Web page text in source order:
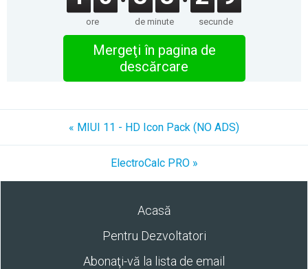
ore de minute secunde
Mergeţi în pagina de
descărcare
« MIUI 11 - HD Icon Pack (NO ADS)
ElectroCalc PRO »
Acasă
Pentru Dezvoltatori
Abonaţi-vă la lista de email